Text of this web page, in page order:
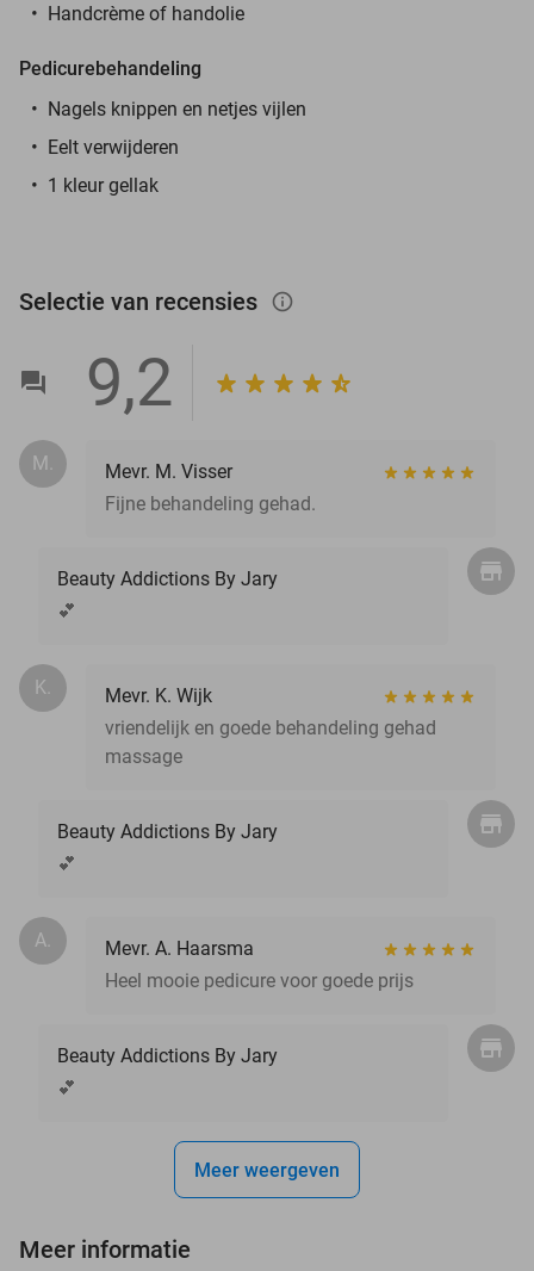
Handcrème of handolie
Pedicurebehandeling
Nagels knippen en netjes vijlen
Eelt verwijderen
1 kleur gellak
Selectie van recensies info_outlined
9,2
M.
Mevr. M. Visser
Fijne behandeling gehad.
Beauty Addictions By Jary
💕
K.
Mevr. K. Wijk
vriendelijk en goede behandeling gehad
massage
Beauty Addictions By Jary
💕
A.
Mevr. A. Haarsma
Heel mooie pedicure voor goede prijs
Beauty Addictions By Jary
💕
Meer weergeven
Meer informatie